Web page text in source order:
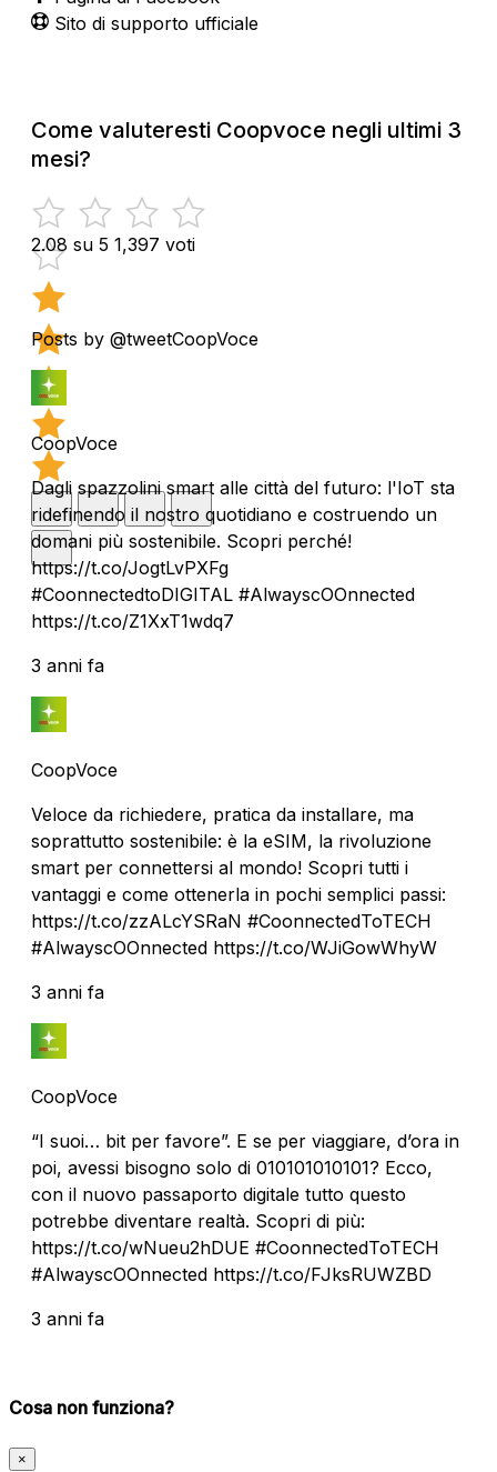
Sito di supporto ufficiale
Come valuteresti Coopvoce negli ultimi 3
mesi?
2.08 su 5 1,397 voti
Posts by @tweetCoopVoce
CoopVoce
Dagli spazzolini smart alle città del futuro: l'IoT sta
ridefinendo il nostro quotidiano e costruendo un
domani più sostenibile. Scopri perché!
https://t.co/JogtLvPXFg
#CoonnectedtoDIGITAL #AlwayscOOnnected
https://t.co/Z1XxT1wdq7
3 anni fa
CoopVoce
Veloce da richiedere, pratica da installare, ma
soprattutto sostenibile: è la eSIM, la rivoluzione
smart per connettersi al mondo! Scopri tutti i
vantaggi e come ottenerla in pochi semplici passi:
https://t.co/zzALcYSRaN #CoonnectedToTECH
#AlwayscOOnnected https://t.co/WJiGowWhyW
3 anni fa
CoopVoce
“I suoi… bit per favore”. E se per viaggiare, d’ora in
poi, avessi bisogno solo di 010101010101? Ecco,
con il nuovo passaporto digitale tutto questo
potrebbe diventare realtà. Scopri di più:
https://t.co/wNueu2hDUE #CoonnectedToTECH
#AlwayscOOnnected https://t.co/FJksRUWZBD
3 anni fa
Cosa non funziona?
×